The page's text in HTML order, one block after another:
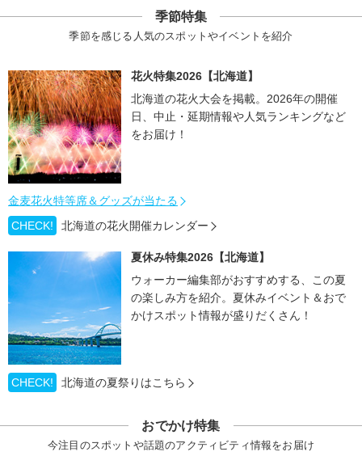
季節特集
季節を感じる人気のスポットやイベントを紹介
花火特集2026【北海道】
北海道の花火大会を掲載。2026年の開催
日、中止・延期情報や人気ランキングなど
をお届け！
金麦花火特等席＆グッズが当たる
CHECK!
北海道の花火開催カレンダー
夏休み特集2026【北海道】
ウォーカー編集部がおすすめする、この夏
の楽しみ方を紹介。夏休みイベント＆おで
かけスポット情報が盛りだくさん！
CHECK! 北海道の夏祭りはこちら
おでかけ特集
今注目のスポットや話題のアクティビティ情報をお届け